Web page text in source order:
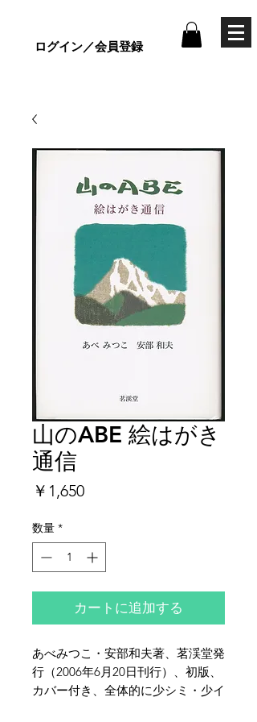
ログイン／会員登録
山のABE 絵はがき
通信
￥1,650価
数量 *
カートに追加する
あべみつこ・安部和夫著、茗渓堂発
行（2006年6月20日刊行）、初版、
カバー付き、全体的に少シミ・少イ